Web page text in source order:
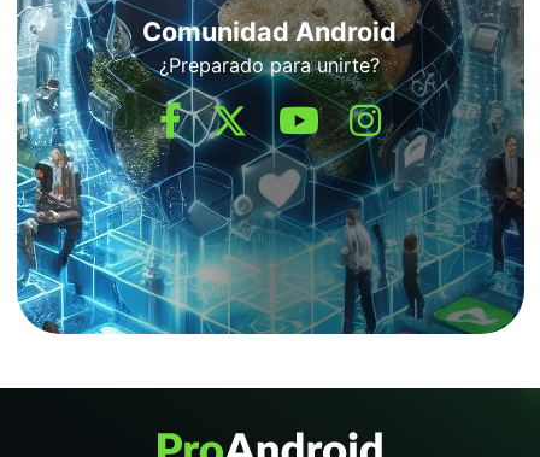
Comunidad Android
¿Preparado para unirte?